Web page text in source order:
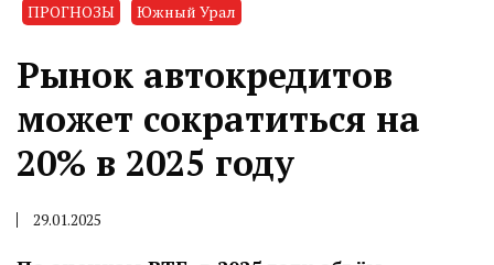
ПРОГНОЗЫ Южный Урал
Рынок автокредитов
может сократиться на
20% в 2025 году
29.01.2025